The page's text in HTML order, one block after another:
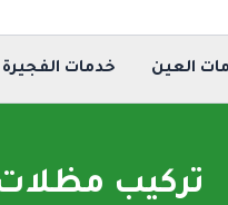
العين خدمات الفجيرة
تركيب